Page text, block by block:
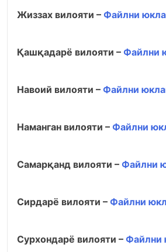
Жиззах вилояти – Файлни
Қашқадарё вилояти – Файлни
Навоий вилояти – Файлни
Наманган вилояти – Файлни
Самарқанд вилояти – Файлни
Сирдарё вилояти – Файлни
Сурхондарё вилояти – Файлни